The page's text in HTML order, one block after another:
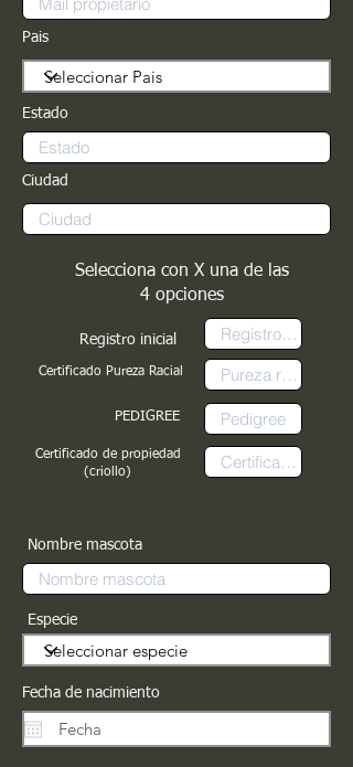
Pais
Estado
Ciudad
Registro inicial
Certificado Pureza Racial
PEDIGREE
Selecciona con X una de las
4 opciones
Certificado de propiedad
(criollo)
Nombre mascota
Especie
Fecha de nacimiento